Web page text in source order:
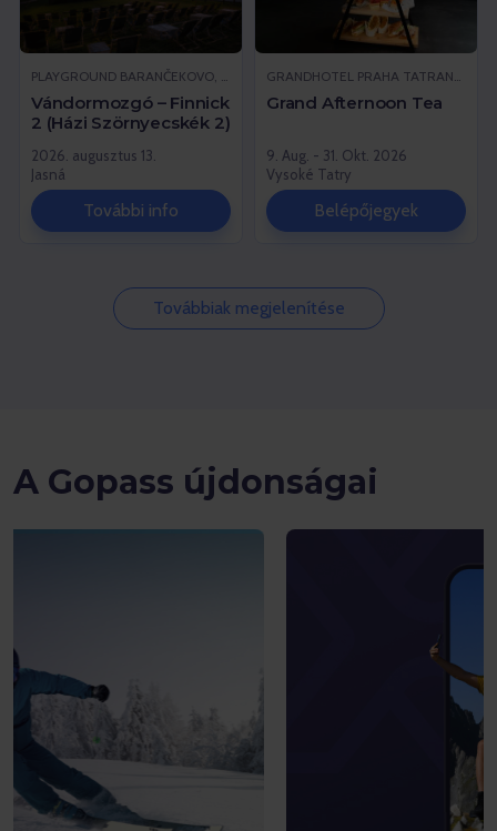
PLAYGROUND BARANČEKOVO, DEMÄNOVSKÁ DOLINA
Vándormozgó – Finnick
2 (Házi Szörnyecskék 2)
2026. augusztus 13.
Jasná
További info
GRANDHOTEL PRAHA TATRANSKÁ LOMNICA, VYSOKÉ TATRY
Grand Afternoon Tea
9. Aug. - 31. Okt. 2026
Vysoké Tatry
Belépőjegyek
Továbbiak megjelenítése
A Gopass újdonságai